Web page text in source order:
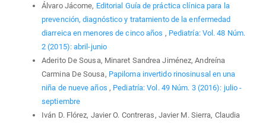
Álvaro Jácome, Editorial Guía de práctica clínica para la
prevención, diagnóstico y tratamiento de la enfermedad
diarreica en menores de cinco años , Pediatría: Vol. 48 Núm.
2 (2015): abril-junio
Aderito De Sousa, Minaret Sandrea Jiménez, Andreína
Carmina De Sousa, Papiloma invertido rinosinusal en una
niña de nueve años , Pediatría: Vol. 49 Núm. 3 (2016): julio -
septiembre
Iván D. Flórez, Javier O. Contreras, Javier M. Sierra, Claudia